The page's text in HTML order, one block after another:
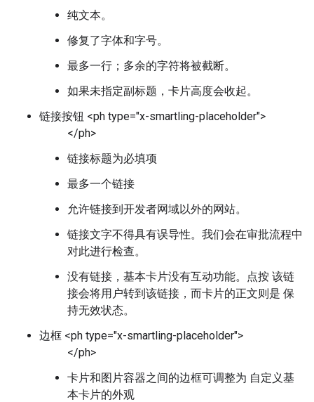
纯文本。
修复了字体和字号。
最多一行；多余的字符将被截断。
如果未指定副标题，卡片高度会收起。
链接按钮 <ph type="x-smartling-placeholder">
</ph>
链接标题为必填项
最多一个链接
允许链接到开发者网域以外的网站。
链接文字不得具有误导性。我们会在审批流程中
对此进行检查。
没有链接，基本卡片没有互动功能。点按 该链
接会将用户转到该链接，而卡片的正文则是 保
持无效状态。
边框 <ph type="x-smartling-placeholder">
</ph>
卡片和图片容器之间的边框可调整为 自定义基
本卡片的外观